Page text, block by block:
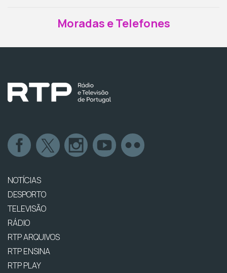
Moradas e Telefones
NOTÍCIAS
DESPORTO
TELEVISÃO
RÁDIO
RTP ARQUIVOS
RTP ENSINA
RTP PLAY